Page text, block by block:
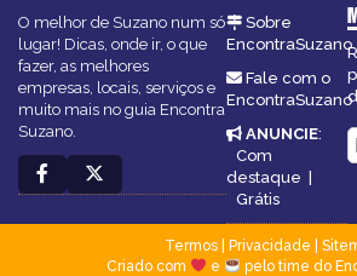
O melhor de Suzano num só
lugar! Dicas, onde ir, o que
fazer, as melhores
empresas, locais, serviços e
muito mais no guia Encontra
Suzano.
Sobre
EncontraSuzano
Fale com o
EncontraSuzano
ANUNCIE:
Com
destaque |
Grátis
Termos| Privacidade
Criado com
e pelo time do